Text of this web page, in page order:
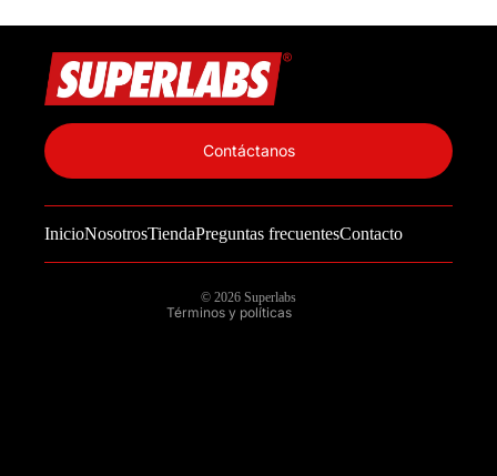
InicioNosotrosTiendaPreguntas frecuentesContacto
Contáctanos
© 2026 Superlabs
Términos y políticas
Información de contacto
Política de reembolso
Términos del servicio
Política de envío